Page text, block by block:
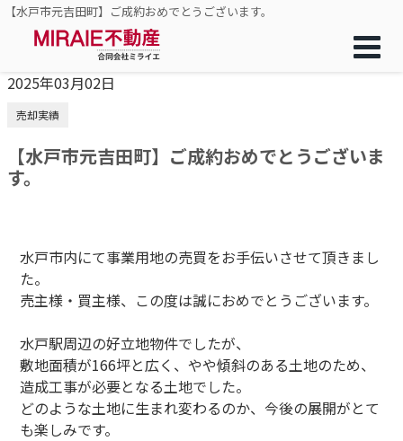
【水戸市元吉田町】ご成約おめでとうございます。
2025年03月02日
売却実績
【水戸市元吉田町】ご成約おめでとうございま
す。
水戸市内にて事業用地の売買をお手伝いさせて頂きまし
た。
売主様・買主様、この度は誠におめでとうございます。
水戸駅周辺の好立地物件でしたが、
敷地面積が166坪と広く、やや傾斜のある土地のため、
造成工事が必要となる土地でした。
どのような土地に生まれ変わるのか、今後の展開がとて
も楽しみです。